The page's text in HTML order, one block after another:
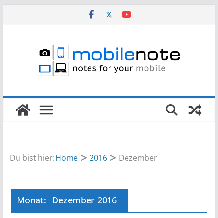
Du bist hier:Home 2016 Dezember
Monat: Dezember 2016